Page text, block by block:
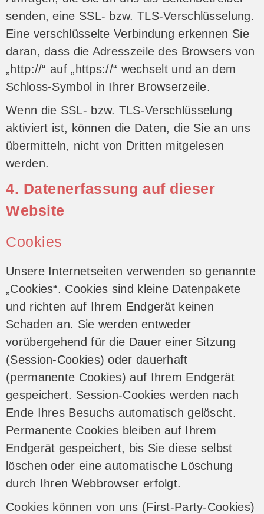
senden, eine SSL- bzw. TLS-Verschlüsselung.
Eine verschlüsselte Verbindung erkennen Sie
daran, dass die Adresszeile des Browsers von
„http://“ auf „https://“ wechselt und an dem
Schloss-Symbol in Ihrer Browserzeile.
Wenn die SSL- bzw. TLS-Verschlüsselung
aktiviert ist, können die Daten, die Sie an uns
übermitteln, nicht von Dritten mitgelesen
werden.
4. Datenerfassung auf dieser
Website
Cookies
Unsere Internetseiten verwenden so genannte
„Cookies“. Cookies sind kleine Datenpakete
und richten auf Ihrem Endgerät keinen
Schaden an. Sie werden entweder
vorübergehend für die Dauer einer Sitzung
(Session-Cookies) oder dauerhaft
(permanente Cookies) auf Ihrem Endgerät
gespeichert. Session-Cookies werden nach
Ende Ihres Besuchs automatisch gelöscht.
Permanente Cookies bleiben auf Ihrem
Endgerät gespeichert, bis Sie diese selbst
löschen oder eine automatische Löschung
durch Ihren Webbrowser erfolgt.
Cookies können von uns (First-Party-Cookies)